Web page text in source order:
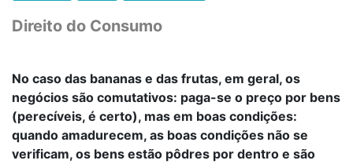
Direito do Consumo
No caso das bananas e das frutas, em geral, os
negócios são comutativos: paga-se o preço por bens
(perecíveis, é certo), mas em boas condições:
quando amadurecem, as boas condições não se
verificam, os bens estão pôdres por dentro e são